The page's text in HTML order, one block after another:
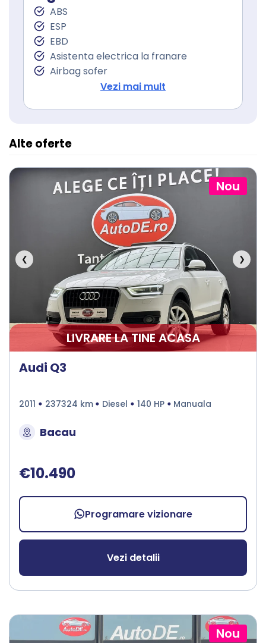
Servodirecţie
ABS
ESP
EBD
Asistenta electrica la franare
Airbag sofer
Airbag pasagerVezi mai mult
Alte oferte
Nou
❮ ❯
LIVRARE LA TINE ACASA
Audi Q3
2011 237324 km Diesel 140 HP Manuala
Bacau
€10.490
Programare vizionare
Vezi detalii
Nou